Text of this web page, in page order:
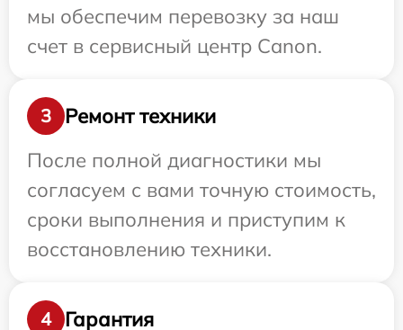
мы обеспечим перевозку за наш
счет в сервисный центр Canon.
3
Ремонт техники
После полной диагностики мы
согласуем с вами точную стоимость,
сроки выполнения и приступим к
восстановлению техники.
4 Гарантия